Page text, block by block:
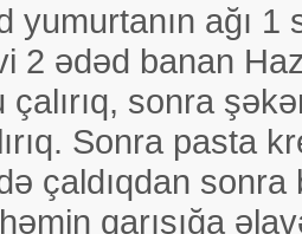
yumurtanın ağı
2 ədəd banan
sonra
Sonra pasta
çaldıqdan sonra
qarışığa